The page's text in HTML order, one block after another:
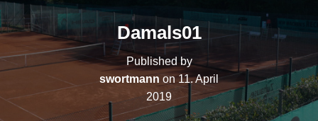
O
M
S
H
A
Damals01
Published by
swortmann on11. April
2019